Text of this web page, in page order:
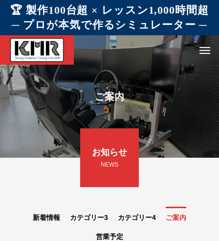
🏆 製作100台超 × レッスン1,000時間超
─ プロが本気で作るシミュレーター ─
ご案内
お知らせ
NEWS
新着情報 カテゴリー3 カテゴリー4 ご案内
営業予定